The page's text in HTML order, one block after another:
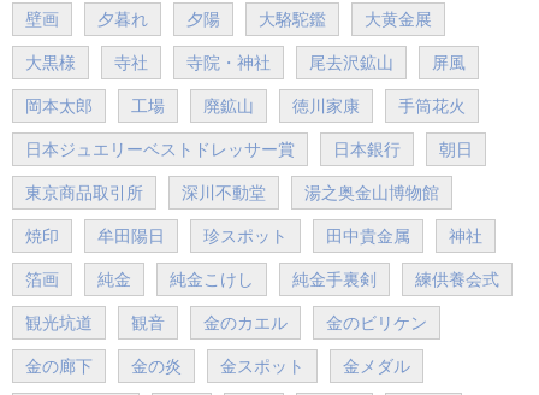
壁画 夕暮れ 夕陽 大駱駝鑑 大黄金展
大黒様 寺社 寺院・神社 尾去沢鉱山 屏風
岡本太郎 工場 廃鉱山 徳川家康 手筒花火
日本ジュエリーベストドレッサー賞 日本銀行 朝日
東京商品取引所 深川不動堂 湯之奥金山博物館
焼印 牟田陽日 珍スポット 田中貴金属 神社
箔画 純金 純金こけし 純金手裏剣 練供養会式
観光坑道 観音 金のカエル 金のビリケン
金の廊下 金の炎 金スポット 金メダル